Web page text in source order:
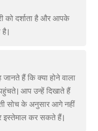
को दर्शाता है और आपके
हैं कि क्या होने वाला
आप उन्हें दिखाते हैं
सोच के अनुसार आगे नहीं
इस्तेमाल कर सकते हैं।